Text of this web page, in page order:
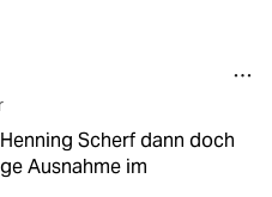
Scherf dann doch
Ausnahme im